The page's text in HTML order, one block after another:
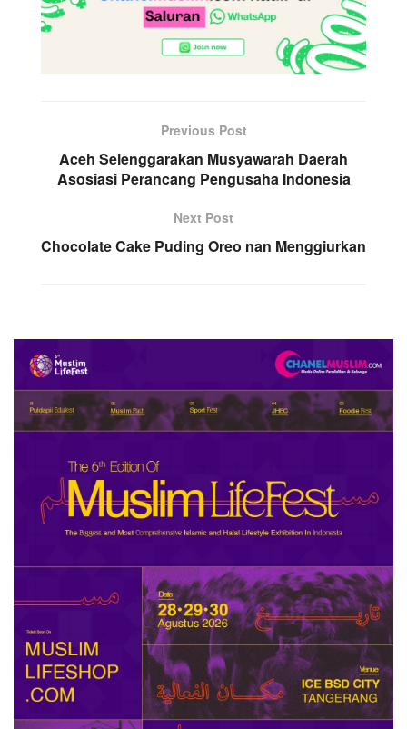
Previous Post
Aceh Selenggarakan Musyawarah Daerah
Asosiasi Perancang Pengusaha Indonesia
Next Post
Chocolate Cake Puding Oreo nan Menggiurkan